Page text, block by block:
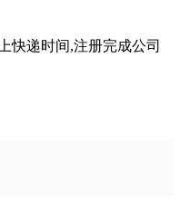
快递时间,注册完成公司